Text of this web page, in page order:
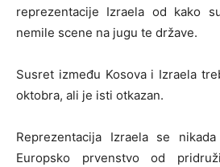
reprezentacije Izraela od kako
nemile scene na jugu te države.
Susret između Kosova i Izraela
oktobra, ali je isti otkazan.
Reprezentacija Izraela se
Europsko prvenstvo od